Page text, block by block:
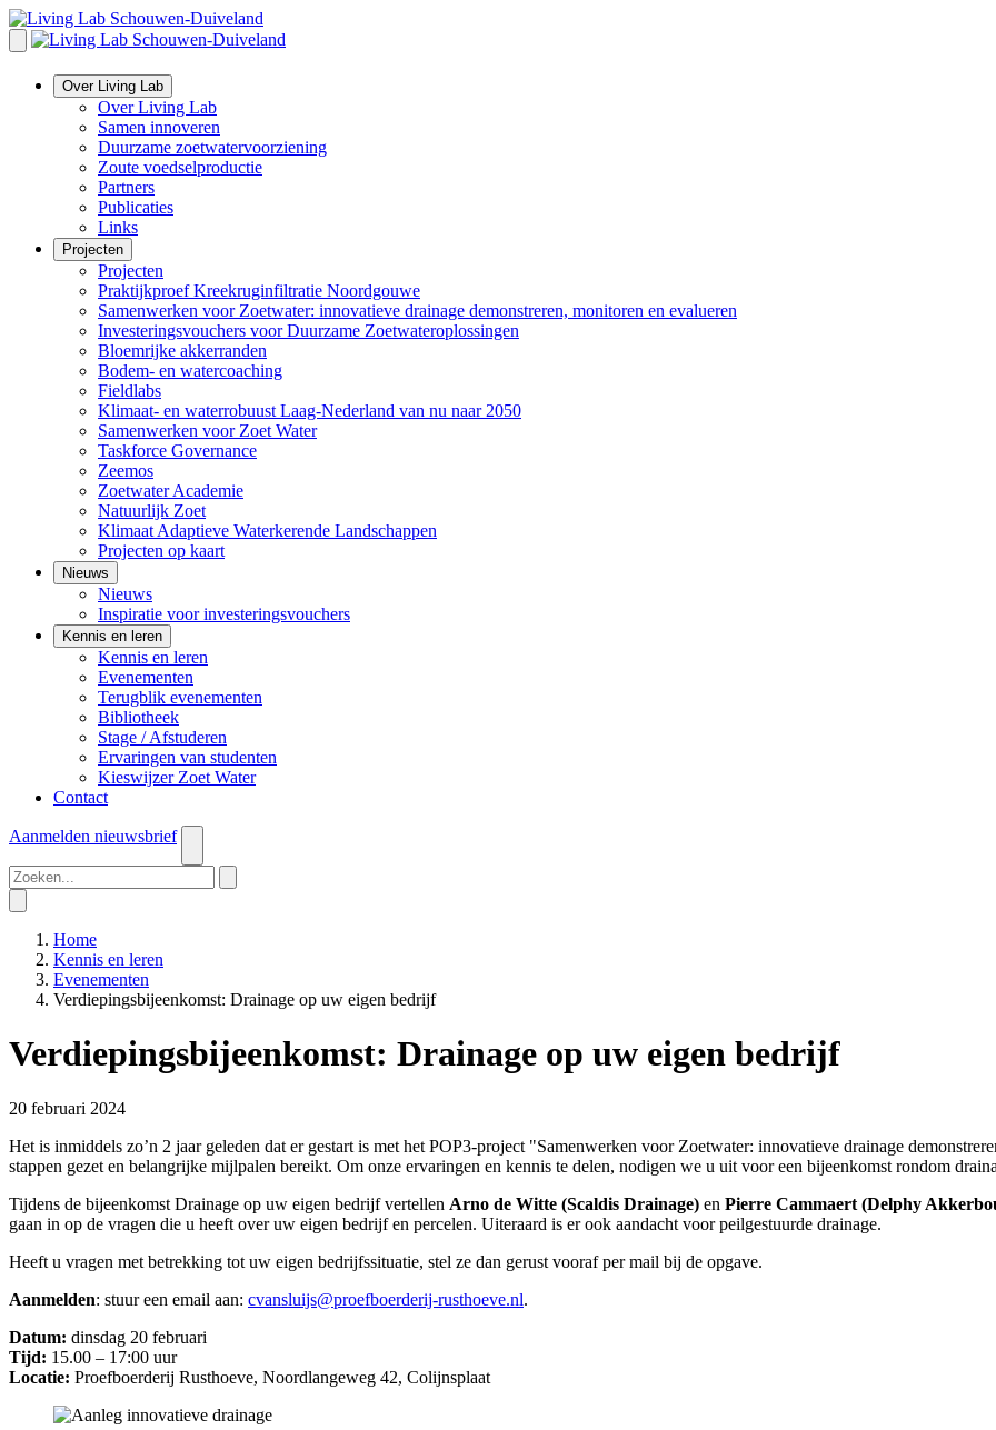
Overslaan
en
naar
inhoud
Over Living Lab
Over Living Lab
Samen innoveren
Duurzame zoetwatervoorziening
Zoute voedselproductie
Partners
Publicaties
Links
Projecten
Projecten
Praktijkproef Kreekruginfiltratie Noordgouwe
Samenwerken voor Zoetwater: innovatieve drainage demonstreren, monitoren en evalueren
Investeringsvouchers voor Duurzame Zoetwateroplossingen
Bloemrijke akkerranden
Bodem- en watercoaching
Fieldlabs
Klimaat- en waterrobuust Laag-Nederland van nu naar 2050
Samenwerken voor Zoet Water
Taskforce Governance
Zeemos
Zoetwater Academie
Natuurlijk Zoet
Klimaat Adaptieve Waterkerende Landschappen
Projecten op kaart
Nieuws
Nieuws
Inspiratie voor investeringsvouchers
Kennis en leren
Kennis en leren
Evenementen
Terugblik evenementen
Bibliotheek
Stage / Afstuderen
Ervaringen van studenten
Kieswijzer Zoet Water
Contact
Aanmelden nieuwsbrief
Home
Kennis en leren
Evenementen
Verdiepingsbijeenkomst: Drainage op uw eigen bedrijf
Verdiepingsbijeenkomst: Drainage op uw eigen bedrijf
20 februari 2024
Het is inmiddels zo’n 2 jaar geleden dat er gestart is met het POP3-project "Samenwerken voor Zoetwater: innovatieve drainage
stappen gezet en belangrijke mijlpalen bereikt. Om onze ervaringen en kennis te delen, nodigen we u uit voor een bijeenkomst rondom
Tijdens de bijeenkomst Drainage op uw eigen bedrijf vertellen Arno de Witte (Scaldis Drainage) en Pierre Cammaert (Delphy
gaan in op de vragen die u heeft over uw eigen bedrijf en percelen. Uiteraard is er ook aandacht voor peilgestuurde drainage.
Heeft u vragen met betrekking tot uw eigen bedrijfssituatie, stel ze dan gerust vooraf per mail bij de opgave.
Aanmelden: stuur een email aan: cvansluijs@proefboerderij-rusthoeve.nl.
Datum: dinsdag 20 februari
Tijd: 15.00 – 17:00 uur
Locatie: Proefboerderij Rusthoeve, Noordlangeweg 42, Colijnsplaat